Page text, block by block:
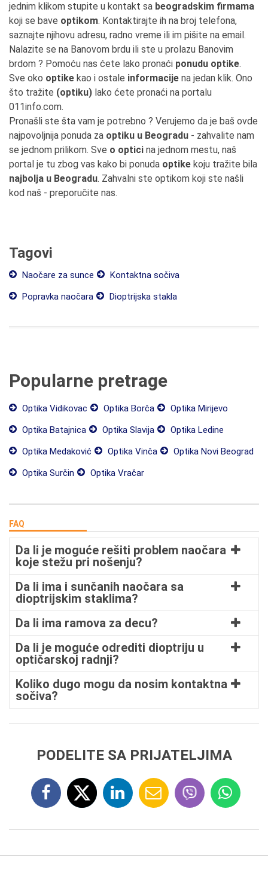
jednim klikom stupite u kontakt sa beogradskim firmama
koji se bave optikom. Kontaktirajte ih na broj telefona,
saznajte njihovu adresu, radno vreme ili im pišite na email.
Nalazite se na Banovom brdu ili ste u prolazu Banovim
brdom ? Pomoću nas ćete lako pronaći ponudu optike.
Sve oko optike kao i ostale informacije na jedan klik. Ono
što tražite (optiku) lako ćete pronaći na portalu
011info.com.
Pronašli ste šta vam je potrebno ? Verujemo da je baš ovde
najpovoljnija ponuda za optiku u Beogradu - zahvalite nam
se jednom prilikom. Sve o optici na jednom mestu, naš
portal je tu zbog vas kako bi ponuda optike koju tražite bila
najbolja u Beogradu. Zahvalni ste optikom koji ste našli
kod naš - preporučite nas.
Tagovi
Naočare za sunce
Kontaktna sočiva
Popravka naočara
Dioptrijska stakla
Popularne pretrage
Optika Vidikovac Optika Borča
Optika Mirijevo
Optika Batajnica
Optika Slavija
Optika Ledine
Optika Medaković
Optika Vinča
Optika Novi Beograd
Optika Surčin
Optika Vračar
FAQ
Da li je moguće rešiti problem naočara
koje stežu pri nošenju?
Da li ima i sunčanih naočara sa
dioptrijskim staklima?
Da li ima ramova za decu?
Da li je moguće odrediti dioptriju u
optičarskoj radnji?
Koliko dugo mogu da nosim kontaktna
sočiva?
PODELITE SA PRIJATELJIMA